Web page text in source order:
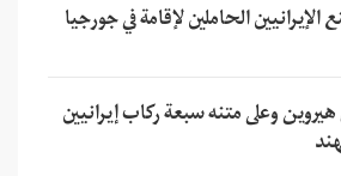
الحاملين لإقامة في جورجيا
وعلى متنه سبعة ركاب إيرانيين